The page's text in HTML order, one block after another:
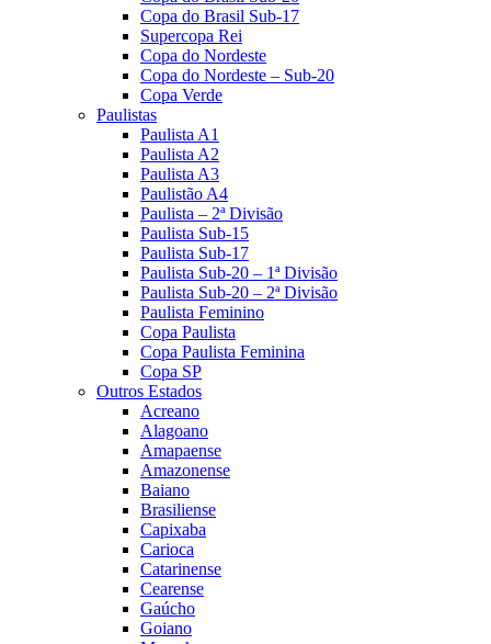
Copa do Brasil Sub-17
Supercopa Rei
Copa do Nordeste
Copa do Nordeste – Sub-20
Copa Verde
Paulistas
Paulista A1
Paulista A2
Paulista A3
Paulistão A4
Paulista – 2ª Divisão
Paulista Sub-15
Paulista Sub-17
Paulista Sub-20 – 1ª Divisão
Paulista Sub-20 – 2ª Divisão
Paulista Feminino
Copa Paulista
Copa Paulista Feminina
Copa SP
Outros Estados
Acreano
Alagoano
Amapaense
Amazonense
Baiano
Brasiliense
Capixaba
Carioca
Catarinense
Cearense
Gaúcho
Goiano